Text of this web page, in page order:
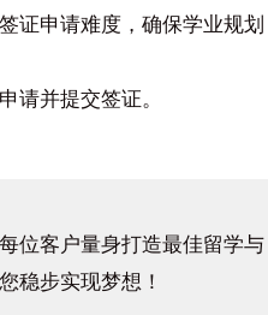
证申请难度，确保学业规划
请并提交签证。
位客户量身打造最佳留学与
稳步实现梦想！